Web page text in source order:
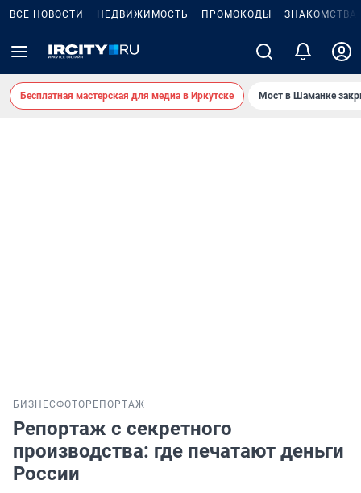
ВСЕ НОВОСТИ НЕДВИЖИМОСТЬ ПРОМОКОДЫ ЗНАКОМСТВА
Бесплатная мастерская для медиа в Иркутске Мост в Шаманке
БИЗНЕСФОТОРЕПОРТАЖ
Репортаж с секретного
производства: где печатают деньги
России